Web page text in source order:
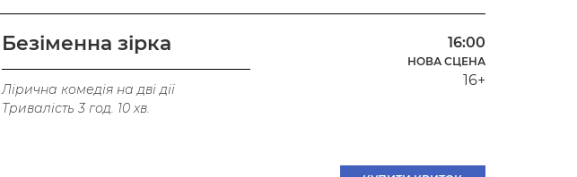
Безіменна зірка
Лірична комедія на дві дії
Тривалість 3 год. 10 хв.
16:00
НОВА СЦЕНА
16+